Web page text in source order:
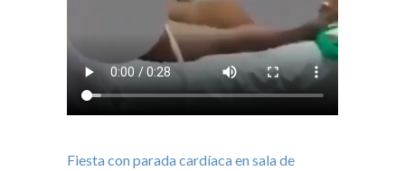
Fiesta con parada cardíaca en sala de